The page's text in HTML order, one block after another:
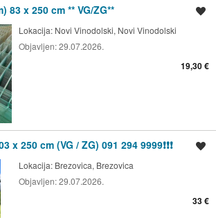
83 x 250 cm ** VG/ZG**
Lokacija: Novi Vinodolski, Novi Vinodolski
Objavljen:29.07.2026.
19,30 €
250 cm (VG / ZG) 091 294 9999❗❗❗
Lokacija: Brezovica, Brezovica
Objavljen:29.07.2026.
33 €